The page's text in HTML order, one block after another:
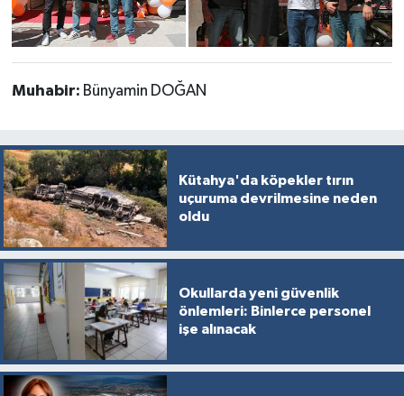
Muhabir: Bünyamin DOĞAN
Kütahya'da köpekler tırın
uçuruma devrilmesine neden
oldu
Okullarda yeni güvenlik
önlemleri: Binlerce personel
işe alınacak